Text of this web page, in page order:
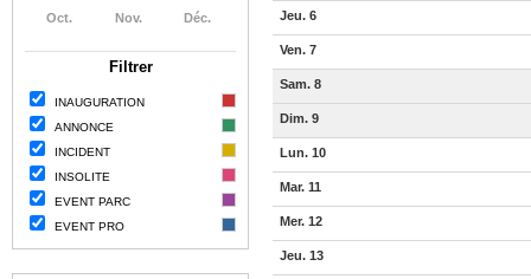
Oct.
Nov. Déc.
Filtrer
INAUGURATION
ANNONCE
INCIDENT
INSOLITE
EVENT PARC
EVENT PRO
Jeu. 6
Ven. 7
Sam. 8
Dim. 9
Lun. 10
Mar. 11
Mer. 12
Jeu. 13